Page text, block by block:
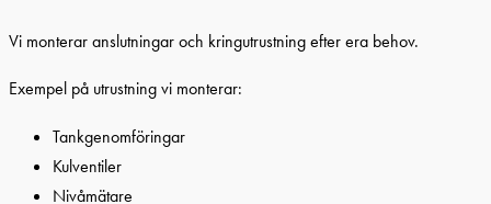
Vi monterar anslutningar och kringutrustning efter era behov.
Exempel på utrustning vi monterar:
Tankgenomföringar
Kulventiler
Nivåmätare